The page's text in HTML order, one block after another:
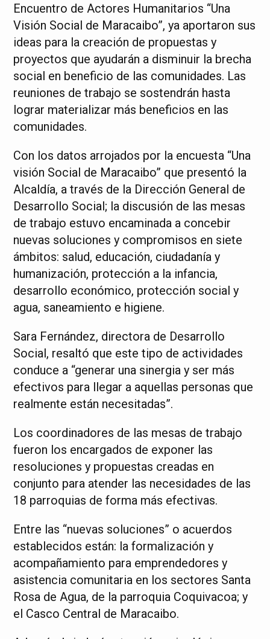
Encuentro de Actores Humanitarios “Una
Visión Social de Maracaibo”, ya aportaron sus
ideas para la creación de propuestas y
proyectos que ayudarán a disminuir la brecha
social en beneficio de las comunidades. Las
reuniones de trabajo se sostendrán hasta
lograr materializar más beneficios en las
comunidades.
Con los datos arrojados por la encuesta “Una
visión Social de Maracaibo” que presentó la
Alcaldía, a través de la Dirección General de
Desarrollo Social; la discusión de las mesas
de trabajo estuvo encaminada a concebir
nuevas soluciones y compromisos en siete
ámbitos: salud, educación, ciudadanía y
humanización, protección a la infancia,
desarrollo económico, protección social y
agua, saneamiento e higiene.
Sara Fernández, directora de Desarrollo
Social, resaltó que este tipo de actividades
conduce a “generar una sinergia y ser más
efectivos para llegar a aquellas personas que
realmente están necesitadas”.
Los coordinadores de las mesas de trabajo
fueron los encargados de exponer las
resoluciones y propuestas creadas en
conjunto para atender las necesidades de las
18 parroquias de forma más efectivas.
Entre las “nuevas soluciones” o acuerdos
establecidos están: la formalización y
acompañamiento para emprendedores y
asistencia comunitaria en los sectores Santa
Rosa de Agua, de la parroquia Coquivacoa; y
el Casco Central de Maracaibo.